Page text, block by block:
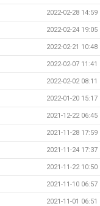
2022-02-28 14:59
2022-02-24 19:05
2022-02-21 10:48
2022-02-07 11:41
2022-02-02 08:11
2022-01-20 15:17
2021-12-22 06:45
2021-11-28 17:59
2021-11-24 17:37
2021-11-22 10:50
2021-11-10 06:57
2021-11-01 06:51